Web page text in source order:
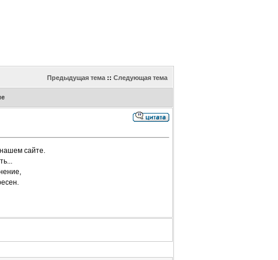
Предыдущая тема:: Следующая тема
сайте.